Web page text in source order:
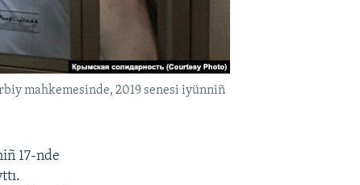
mahkemesinde, 2019 senesi iyünniñ
17-nde